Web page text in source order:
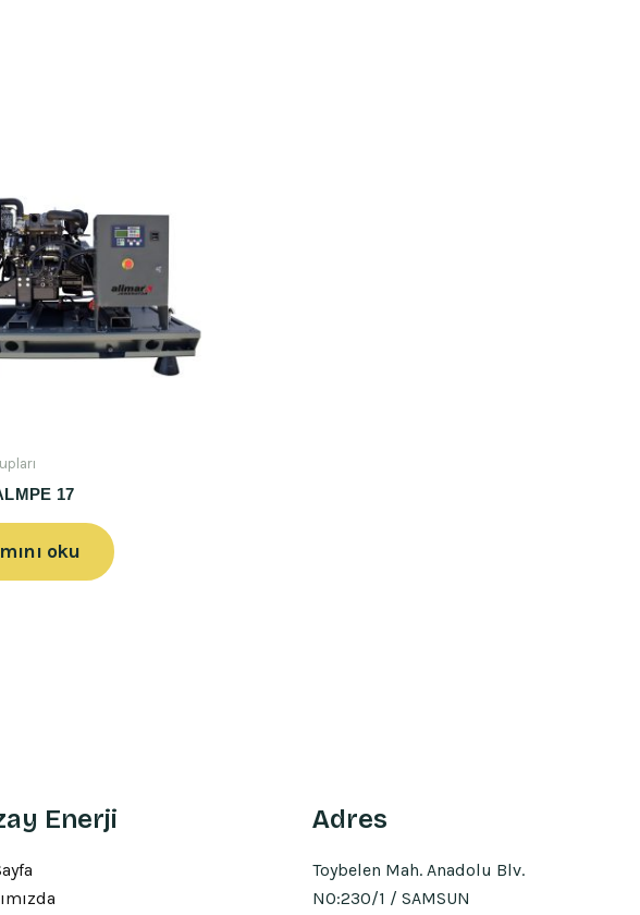
17
oku
Enerji Adres
Toybelen Mah. Anadolu Blv.
NO:230/1 / SAMSUN